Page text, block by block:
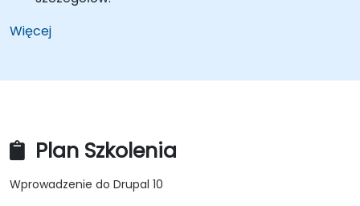
Więcej
Plan Szkolenia
Wprowadzenie do Drupal 10